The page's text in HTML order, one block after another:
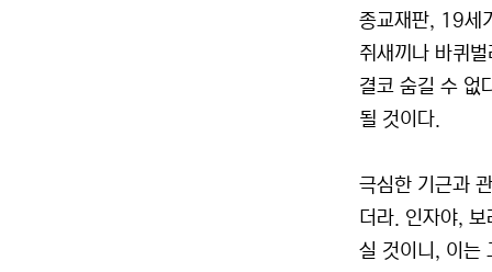
종교재판, 19세
쥐새끼나 바퀴
결코 숨길 수 없
될 것이다.
극심한 기근과
더라. 인자야,
실 것이니, 이는